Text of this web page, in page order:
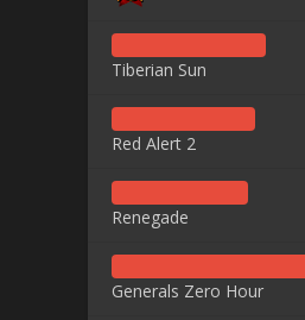
Tiberian Sun
Red Alert 2
Renegade
Generals Zero Hour